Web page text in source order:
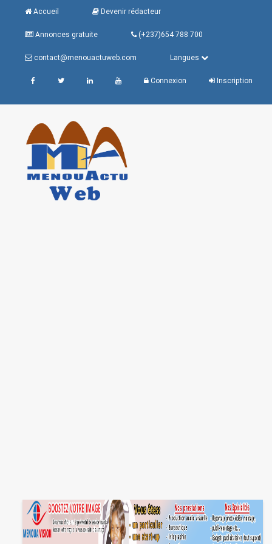
Accueil Devenir rédacteur
Annonces gratuite (+237)654 788 700
contact@menouactuweb.com Langues
Connexion Inscription